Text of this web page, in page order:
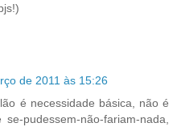
de 2011 às 15:26
é necessidade básica, não é
pudessem-não-fariam-nada,